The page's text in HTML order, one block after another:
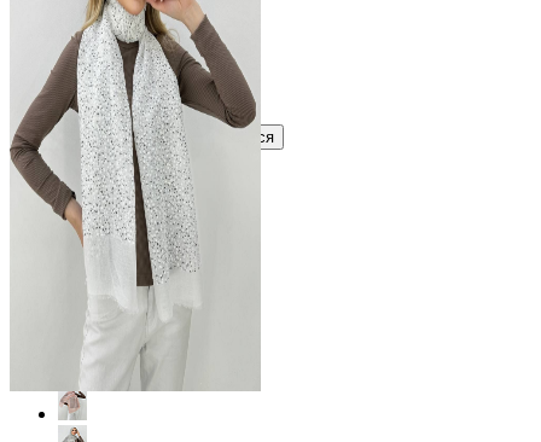
Узнать оптовую цену сейчас
Войти Зарегистрироваться
Оптом